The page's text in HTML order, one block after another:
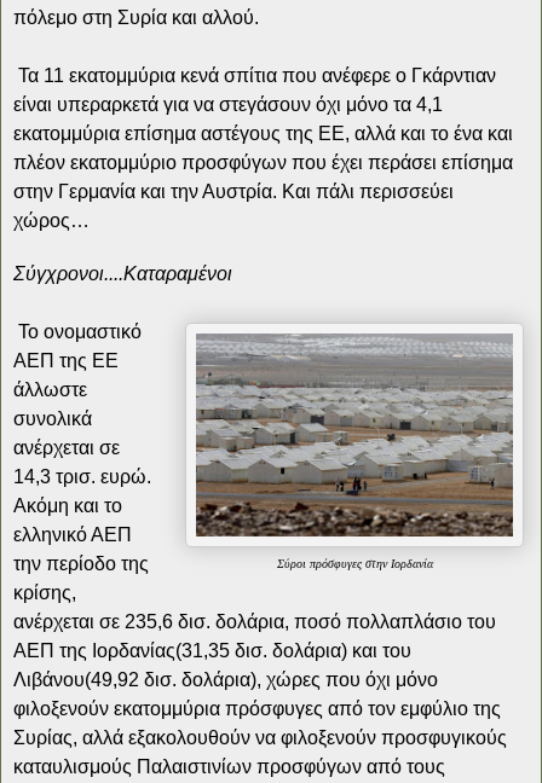
πόλεμο στη Συρία και αλλού.
Τα 11 εκατομμύρια κενά σπίτια που ανέφερε ο Γκάρντιαν
είναι υπεραρκετά για να στεγάσουν όχι μόνο τα 4,1
εκατομμύρια επίσημα αστέγους της ΕΕ, αλλά και το ένα και
πλέον εκατομμύριο προσφύγων που έχει περάσει επίσημα
στην Γερμανία και την Αυστρία. Και πάλι περισσεύει
χώρος…
Σύγχρονοι....Καταραμένοι
Σύροι πρόσφυγες στην Ιορδανία
Το ονομαστικό
ΑΕΠ της ΕΕ
άλλωστε
συνολικά
ανέρχεται σε
14,3 τρισ. ευρώ.
Ακόμη και το
ελληνικό ΑΕΠ
την περίοδο της
κρίσης,
ανέρχεται σε 235,6 δισ. δολάρια, ποσό πολλαπλάσιο του
ΑΕΠ της Ιορδανίας(31,35 δισ. δολάρια) και του
Λιβάνου(49,92 δισ. δολάρια), χώρες που όχι μόνο
φιλοξενούν εκατομμύρια πρόσφυγες από τον εμφύλιο της
Συρίας, αλλά εξακολουθούν να φιλοξενούν προσφυγικούς
καταυλισμούς Παλαιστινίων προσφύγων από τους